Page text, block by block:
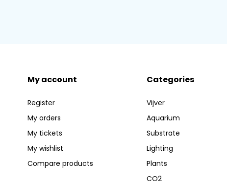
My account
Register
My orders
My tickets
My wishlist
Compare products
Categories
Vijver
Aquarium
Substrate
Lighting
Plants
CO2